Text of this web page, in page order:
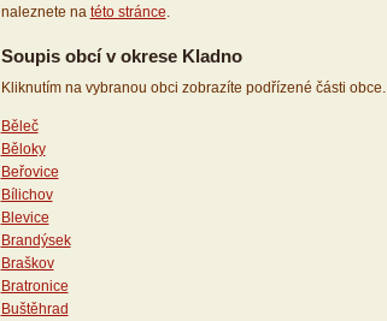
naleznete na této stránce.
Soupis obcí v okrese Kladno
Kliknutím na vybranou obci zobrazíte podřízené části obce.
Běleč
Běloky
Beřovice
Bílichov
Blevice
Brandýsek
Braškov
Bratronice
Buštěhrad